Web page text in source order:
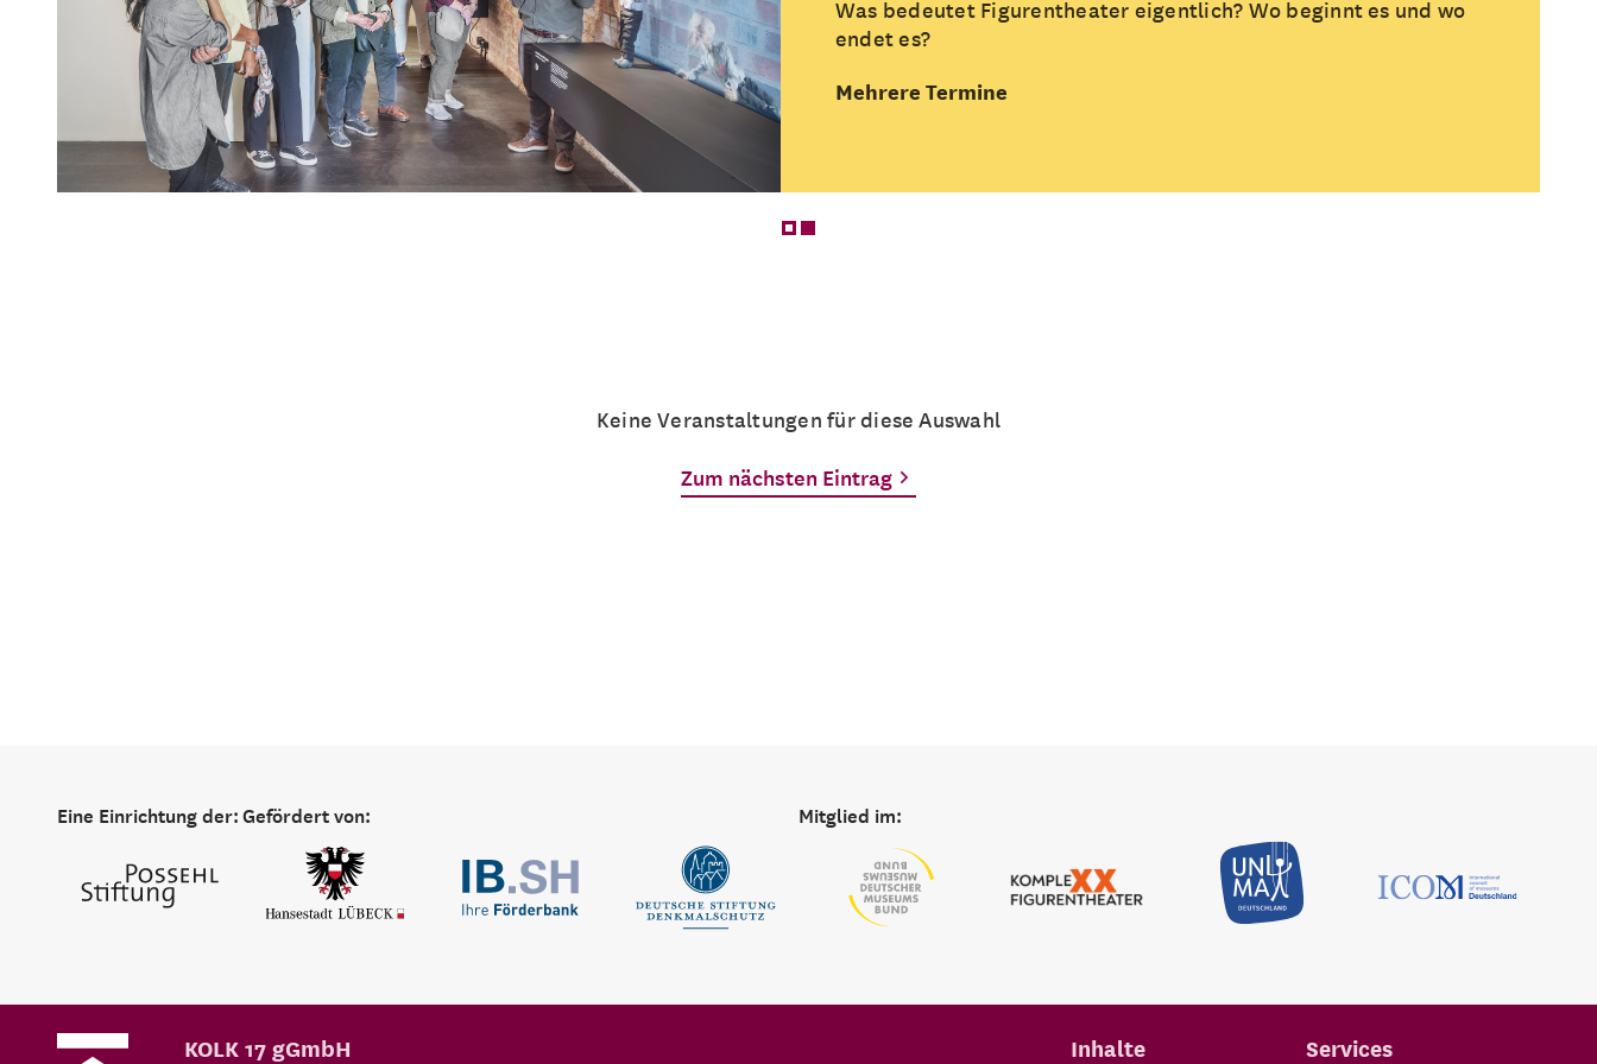
Was bedeutet Figurentheater eigentlich? Wo beginnt es und wo
endet es?
Mehrere Termine
Keine Veranstaltungen für diese Auswahl
Zum nächsten Eintrag
Eine Einrichtung der:Gefördert von: Mitglied im:
Inhalte Services
KOLK 17 gGmbH